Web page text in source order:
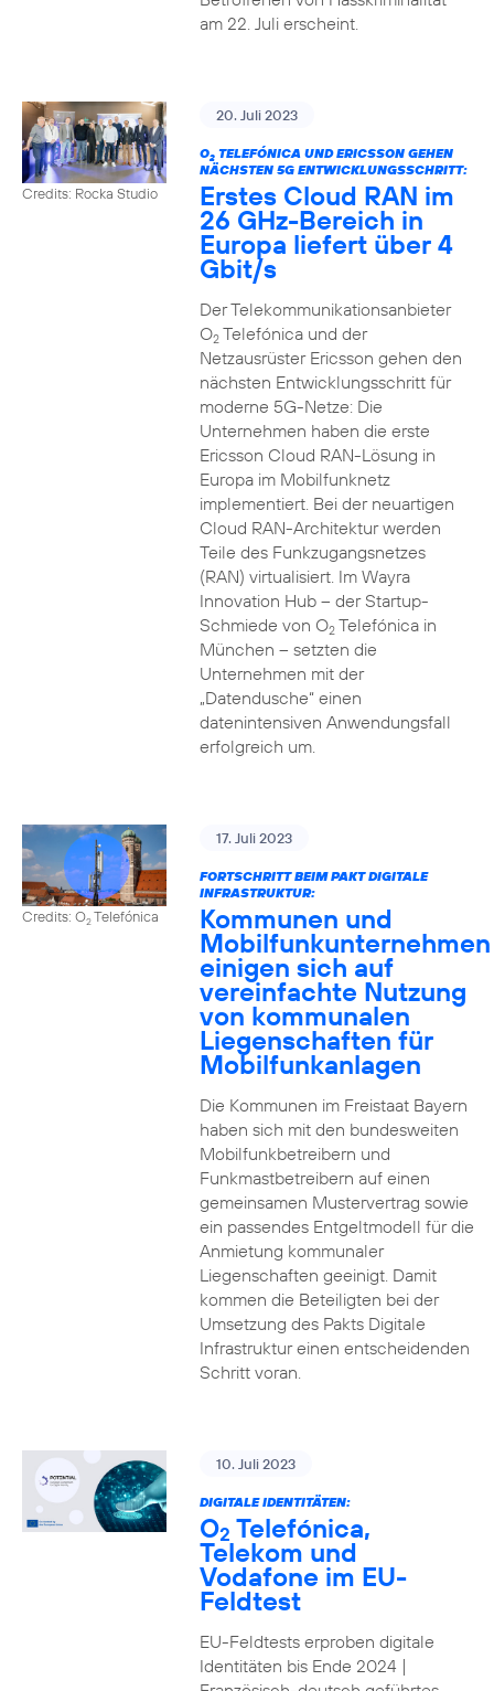
am 22. Juli erscheint.
Credits: Rocka Studio
20. Juli 2023
O2TELEFÓNICA UND ERICSSON GEHEN
NÄCHSTEN 5G ENTWICKLUNGSSCHRITT:
Erstes Cloud RAN im
26 GHz-Bereich in
Europa liefert über 4
Gbit/s
Der Telekommunikationsanbieter
O2Telefónica und der
Netzausrüster Ericsson gehen den
nächsten Entwicklungsschritt für
moderne 5G-Netze: Die
Unternehmen haben die erste
Ericsson Cloud RAN-Lösung in
Europa im Mobilfunknetz
implementiert. Bei der neuartigen
Cloud RAN-Architektur werden
Teile des Funkzugangsnetzes
(RAN) virtualisiert. Im Wayra
Innovation Hub – der Startup-
Schmiede von O2Telefónica in
München – setzten die
Unternehmen mit der
„Datendusche“ einen
datenintensiven Anwendungsfall
erfolgreich um.
Credits: O2Telefónica
17. Juli 2023
FORTSCHRITT BEIM PAKT DIGITALE
INFRASTRUKTUR:
Kommunen und
Mobilfunkunternehmen
einigen sich auf
vereinfachte Nutzung
von kommunalen
Liegenschaften für
Mobilfunkanlagen
Die Kommunen im Freistaat Bayern
haben sich mit den bundesweiten
Mobilfunkbetreibern und
Funkmastbetreibern auf einen
gemeinsamen Mustervertrag sowie
ein passendes Entgeltmodell für die
Anmietung kommunaler
Liegenschaften geeinigt. Damit
kommen die Beteiligten bei der
Umsetzung des Pakts Digitale
Infrastruktur einen entscheidenden
Schritt voran.
10. Juli 2023
DIGITALE IDENTITÄTEN:
O2 Telefónica,
Telekom und
Vodafone im EU-
Feldtest
EU-Feldtests erproben digitale
Identitäten bis Ende 2024 |